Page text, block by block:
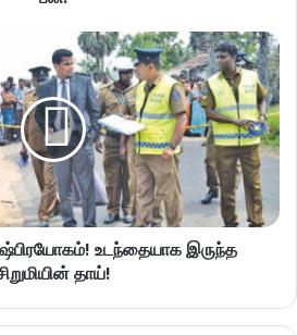
உடந்தையாக இருந்த
தாய்!